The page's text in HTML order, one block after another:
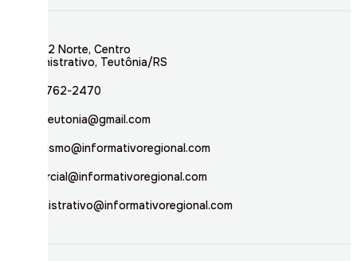
Rua 02 Norte, Centro
Administrativo, Teutônia/RS
(51) 3762-2470
inforteutonia@gmail.com
jornalismo@informativoregional.com
comercial@informativoregional.com
administrativo@informativoregional.com